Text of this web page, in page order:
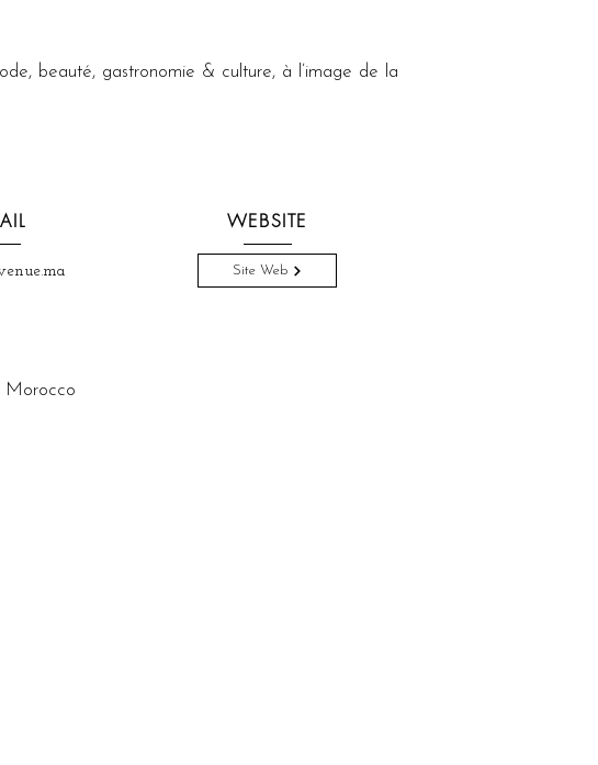
beauté, gastronomie & culture, à l’image de la
WEBSITE
Site Web
Morocco